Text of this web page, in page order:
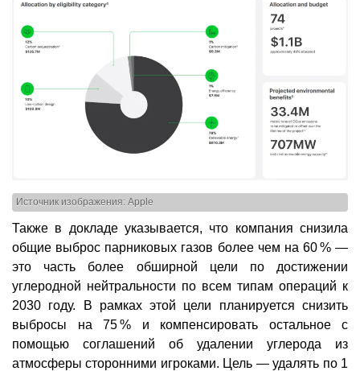
Источник изображения: Apple
Также в докладе указывается, что компания снизила
общие выброс парниковых газов более чем на 60 % —
это часть более обширной цели по достижении
углеродной нейтральности по всем типам операций к
2030 году. В рамках этой цели планируется снизить
выбросы на 75 % и компенсировать остальное с
помощью соглашений об удалении углерода из
атмосферы сторонними игроками. Цель — удалять по 1